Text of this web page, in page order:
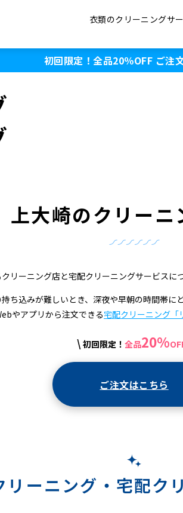
衣類のクリーニングサ
初回限定！全品20％OFF ご注
上大崎のクリーニ
リーニング店と宅配クリーニングサービスに
ち込みが難しいとき、深夜や早朝の時間帯に
やアプリから注文できる宅配クリーニング「
\ 初回限定！ 全品20%
ご注文はこちら
リーニング・ 宅配ク